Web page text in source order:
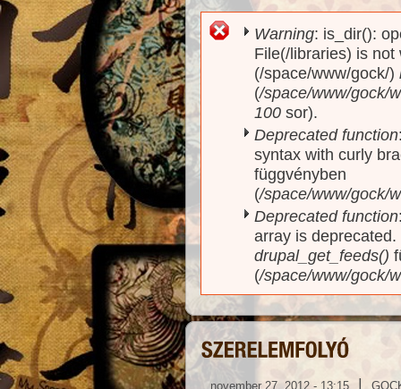
Hibaüzenet
Warning: is_dir():
File(/libraries) is
(/space/www/gock/)
(/space/www/gock/
100 sor).
Deprecated function
syntax with curly
függvényben
(/space/www/gock/
Deprecated function
array is
drupal_get_feeds()
(/space/www/gock/
november 27, 2012 - 13:15 |